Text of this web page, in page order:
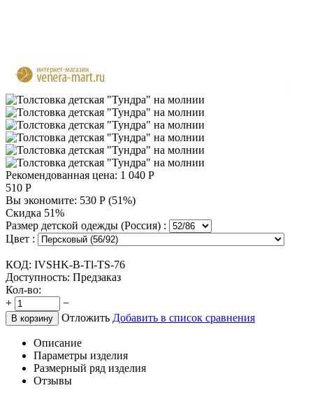
Рекомендованная цена: 1 040 Р
510 Р
Вы экономите: 530 Р (51%)
Скидка 51%
Размер детской одежды (Россия) :
Цвет :
КОД: IVSHK-B-Tl-TS-76
Доступность: Предзаказ
Кол-во:
+
−
В корзину Отложить Добавить в список сравнения
Описание
Параметры изделия
Размерный ряд изделия
Отзывы